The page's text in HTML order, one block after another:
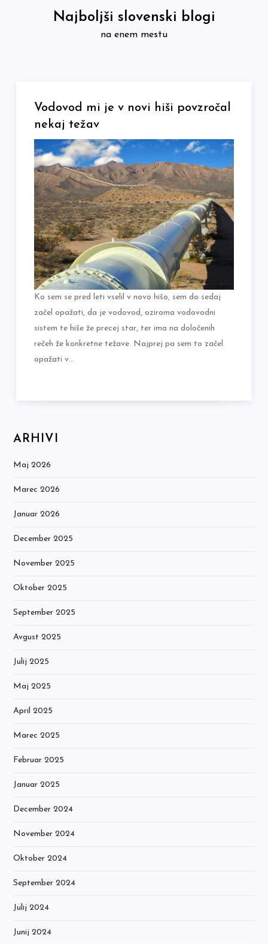
Najboljši slovenski blogi
na enem mestu
Vodovod mi je v novi hiši povzročal
nekaj težav
Ko sem se pred leti vselil v novo hišo, sem do sedaj
začel opažati, da je vodovod, oziroma vodovodni
sistem te hiše že precej star, ter ima na določenih
rečeh že konkretne težave. Najprej pa sem to začel
opažati v…
ARHIVI
Maj 2026
Marec 2026
Januar 2026
December 2025
November 2025
Oktober 2025
September 2025
Avgust 2025
Julij 2025
Maj 2025
April 2025
Marec 2025
Februar 2025
Januar 2025
December 2024
November 2024
Oktober 2024
September 2024
Julij 2024
Junij 2024